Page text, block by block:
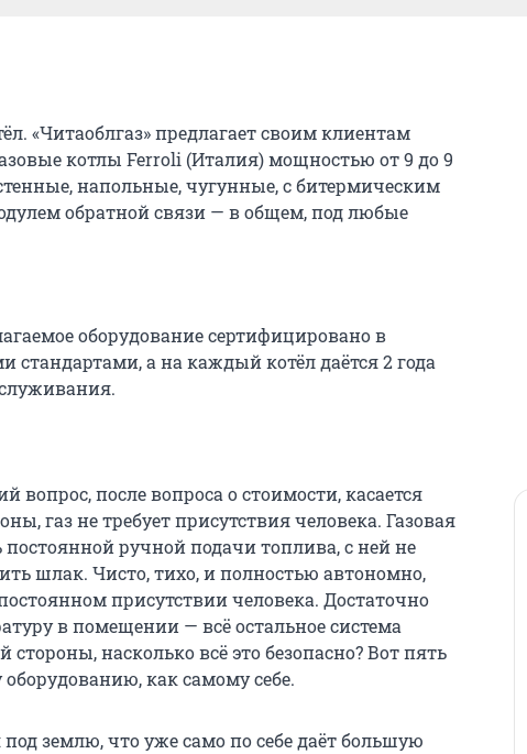
«Читаоблгаз» предлагает своим клиентам
котлы Ferroli (Италия) мощностью от 9 до 9
напольные, чугунные, с битермическим
обратной связи — в общем, под любые
оборудование сертифицировано в
стандартами, а на каждый котёл даётся 2 года
после вопроса о стоимости, касается
газ не требует присутствия человека. Газовая
постоянной ручной подачи топлива, с ней не
шлак. Чисто, тихо, и полностью автономно,
присутствии человека. Достаточно
в помещении — всё остальное система
стороны, насколько всё это безопасно? Вот пять
как самому себе.
под землю, что уже само по себе даёт большую